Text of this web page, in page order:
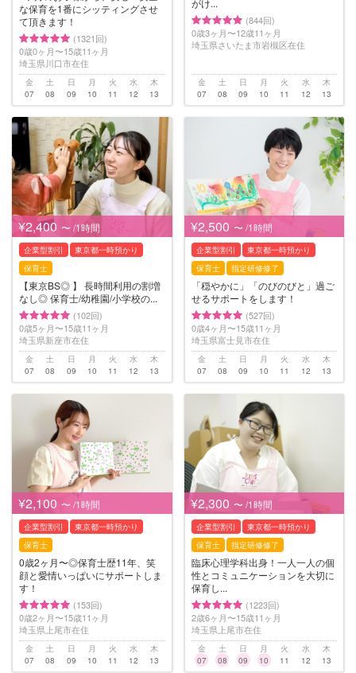
な保育を1番にシッティングさせ
て頂きます！
(1321回)
0歳0ヶ月〜15歳11ヶ月
埼玉県川口市在住
金
07
土
08
日
09
月
10
火
11
水
12
木
13
(844回)
0歳3ヶ月〜12歳11ヶ月
埼玉県さいたま市岩槻区在住
金
07
土
08
日
09
月
10
火
11
水
12
木
13
¥2,400 〜 /1時間
企業型割引
東京都一時預かり
保育士
【東京BS◎ 】 長時間利用の割増
なし◎ 保育士/幼稚園/小学校の...
(102回)
0歳5ヶ月〜15歳11ヶ月
埼玉県新座市在住
金
07
土
08
日
09
月
10
火
11
水
12
木
13
¥2,500 〜 /1時間
企業型割引
東京都一時預かり
保育士
指定研修修了
「穏やかに」「のびのびと」過ご
せるサポートをします！
(527回)
0歳4ヶ月〜15歳11ヶ月
埼玉県富士見市在住
金
07
土
08
日
09
月
10
火
11
水
12
木
13
¥2,100 〜 /1時間
企業型割引
東京都一時預かり
保育士
0歳2ヶ月〜◎保育士歴11年、笑
顔と愛情いっぱいにサポートしま
す！
(153回)
0歳2ヶ月〜15歳11ヶ月
埼玉県上尾市在住
金
07
土
08
日
09
月
10
火
11
水
12
木
13
¥2,300 〜 /1時間
企業型割引
東京都一時預かり
保育士
指定研修修了
臨床心理学科出身！一人一人の個
性とコミュニケーションを大切に
保育し...
(1223回)
2歳6ヶ月〜15歳11ヶ月
埼玉県上尾市在住
金
07
土
08
日
09
月
10
火
11
水
12
木
13